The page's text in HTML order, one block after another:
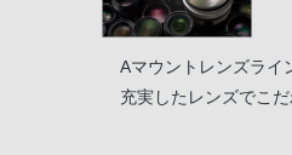
Aマウントレンズライ
充実したレンズでこ